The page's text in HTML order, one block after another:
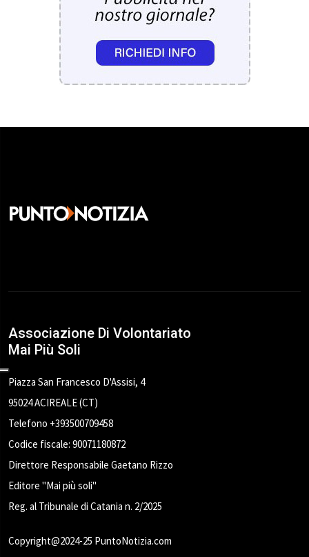
Associazione Di Volontariato
Mai Più Soli
Piazza San Francesco D'Assisi, 4
95024 ACIREALE (CT)
Telefono +393500709458
Codice fiscale: 90071180872
Direttore Responsabile Gaetano Rizzo
Editore "Mai più soli"
Reg. al Tribunale di Catania n. 2/2025
Copyright@2024-25 PuntoNotizia.com